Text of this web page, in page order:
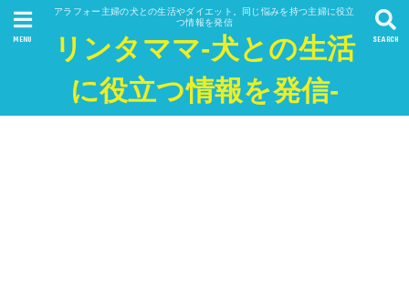
アラフォー主婦の犬との生活やダイエット。同じ悩みを持つ主婦に役立
つ情報を発信
リンタママ-犬との生活
に役立つ情報を発信-
SEARCH
MENU